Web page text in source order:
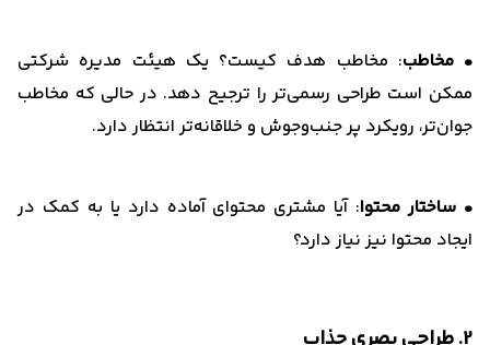
• مخاطب: مخاطب هدف کیست؟ یک هیئت مدیره شرکتی
ممکن است طراحی رسمی‌تر را ترجیح دهد. در حالی که مخاطب
جوان‌تر، رویکرد پر جنب‌وجوش و خلاقانه‌تر انتظار دارد.
• ساختار محتوا: آیا مشتری محتوای آماده دارد یا به کمک در
ایجاد محتوا نیز نیاز دارد؟